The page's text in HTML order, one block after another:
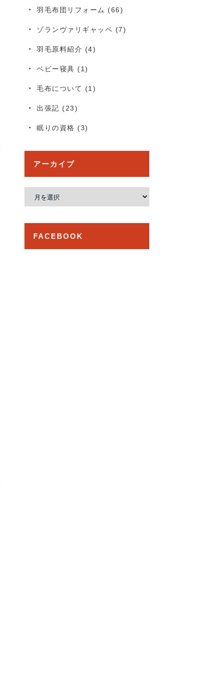
羽毛布団リフォーム (66)
ゾランヴァリギャッベ (7)
羽毛原料紹介 (4)
ベビー寝具 (1)
毛布について (1)
出張記 (23)
眠りの資格 (3)
アーカイブ
ー
FACEBOOK